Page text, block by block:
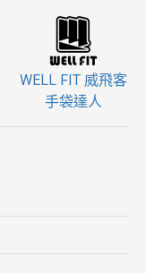
WELL FIT 威飛客
手袋達人